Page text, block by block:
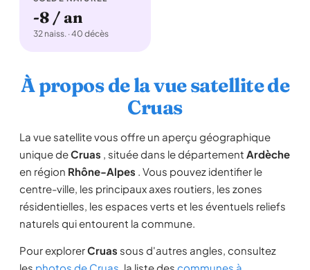
-8 / an
32 naiss. · 40 décès
À propos de la vue satellite de
Cruas
La vue satellite vous offre un aperçu géographique
unique deCruas , située dans le département Ardèche
en région Rhône-Alpes . Vous pouvez identifier le
centre-ville, les principaux axes routiers, les zones
résidentielles, les espaces verts et les éventuels reliefs
naturels qui entourent la commune.
Pour explorerCruas sous d'autres angles, consultez